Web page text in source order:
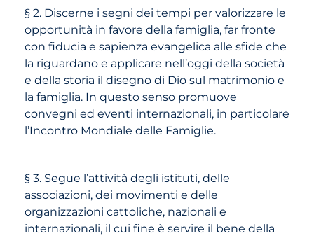
§ 2. Discerne i segni dei tempi per valorizzare le
opportunità in favore della famiglia, far fronte
con fiducia e sapienza evangelica alle sfide che
la riguardano e applicare nell’oggi della società
e della storia il disegno di Dio sul matrimonio e
la famiglia. In questo senso promuove
convegni ed eventi internazionali, in particolare
l’Incontro Mondiale delle Famiglie.
§ 3. Segue l’attività degli istituti, delle
associazioni, dei movimenti e delle
organizzazioni cattoliche, nazionali e
internazionali, il cui fine è servire il bene della